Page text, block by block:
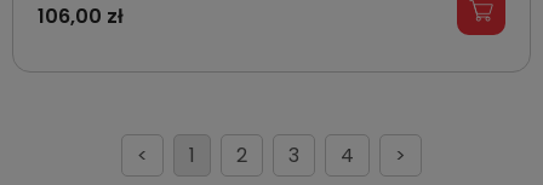
106,00 zł
< 1 2 3 4 >